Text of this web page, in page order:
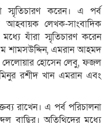
স্মৃতিচারণ করেন। এ পর্ব
আহবায়ক লেখক-সাংবাদিক
মধ্যে যাঁরা স্মৃতিচারণ করেন
শামসউদ্দিন, এমরান আহমদ
দেলোয়ার হোসেন লেবু, ফজল
রশীদ খান এমরান এবং
রাখেন। এ পর্ব পরিচালনা
বাছির। অতিথিদের মধ্যে